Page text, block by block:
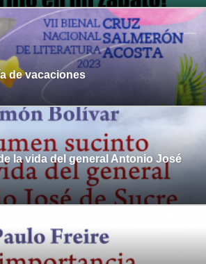
de vacaciones
la vida del general Antonio José